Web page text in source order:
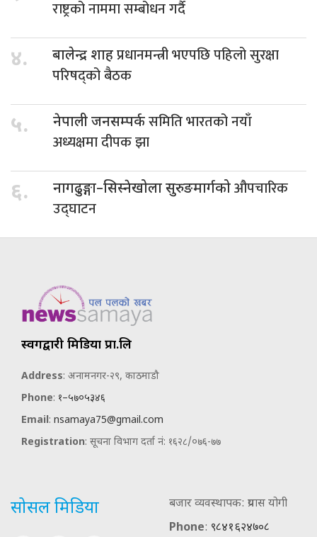
राष्ट्रको नाममा सम्बोधन गर्दै
४. बालेन्द्र शाहप्रधानमन्त्री भएपछि पहिलो सुरक्षा
परिषद्को बैठक
५. नेपाली जनसम्पर्कसमिति भारतको नयाँ
अध्यक्षमा दीपक झा
६. नागढुङ्गा–सिस्नेखोला सुरुङमार्गकोऔपचारिक
उद्घाटन
स्वर्गद्वारी मिडिया प्रा.लि
Address: अनामनगर-२९, काठमाडौ
Phone: १–५७०५३४६
Email: nsamaya75@gmail.com
Registration: सूचना विभाग दर्ता नं: १६२८/०७६-७७
सोसल मिडिया
बजार व्यवस्थापक: प्रयास योगी
Phone: ९८४१६२४७०८